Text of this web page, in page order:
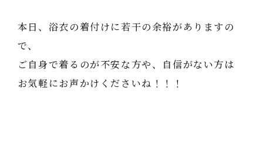
本日、浴衣の着付けに若干の余裕がありますの
で、
ご自身で着るのが不安な方や、自信がない方は
お気軽にお声かけくださいね！！！